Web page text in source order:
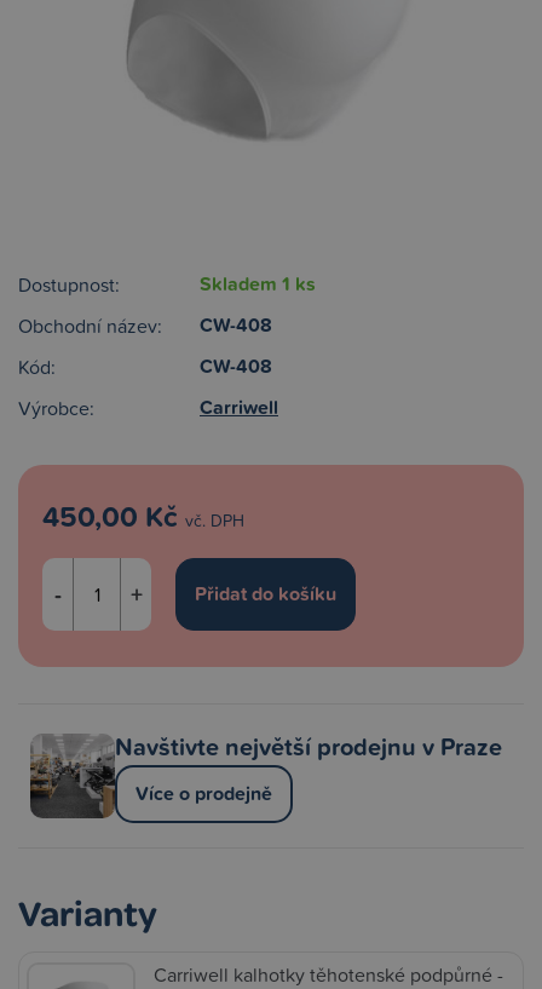
Dostupnost: Skladem 1 ks
Obchodní název: CW-408
Kód: CW-408
Výrobce: Carriwell
450,00 Kč vč. DPH
- +
Navštivte největší prodejnu v Praze
Více o prodejně
Varianty
Carriwell kalhotky těhotenské podpůrné -